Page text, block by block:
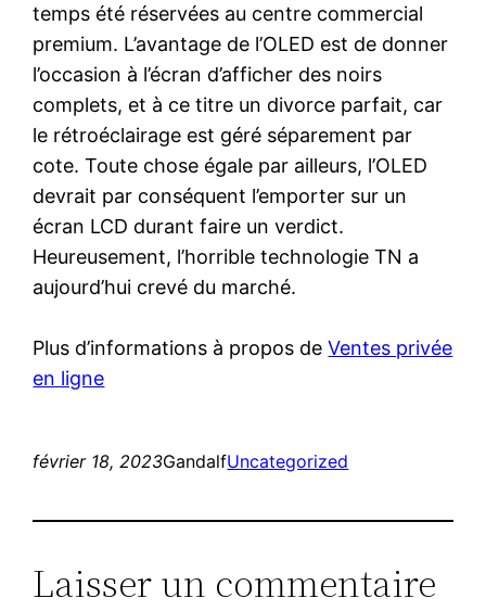
temps été réservées au centre commercial
premium. L’avantage de l’OLED est de donner
l’occasion à l’écran d’afficher des noirs
complets, et à ce titre un divorce parfait, car
le rétroéclairage est géré séparement par
cote. Toute chose égale par ailleurs, l’OLED
devrait par conséquent l’emporter sur un
écran LCD durant faire un verdict.
Heureusement, l’horrible technologie TN a
aujourd’hui crevé du marché.
Plus d’informations à propos deVentes privée
en ligne
février 18, 2023GandalfUncategorized
Laisser un commentaire